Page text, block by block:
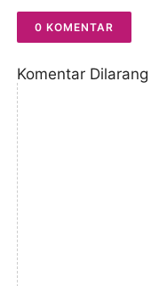
0 KOMENTAR
Komentar